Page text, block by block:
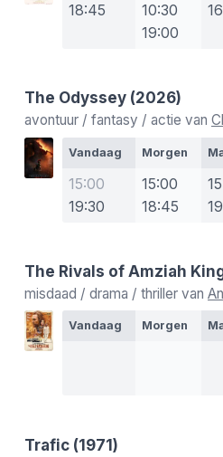
18:45
10:30
19:00
The Odyssey (2026)
avontuur / fantasy / actie van
Vandaag Morgen
15:00
19:30
15:00
18:45
The Rivals of Amziah
misdaad / drama / thriller van
Vandaag Morgen
Trafic (1971)